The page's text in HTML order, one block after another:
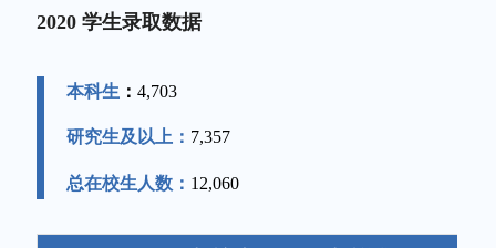
2020 学生录取数据
本科生 ： 4,703
研究生及以上： 7,357
总在校生人数： 12,060